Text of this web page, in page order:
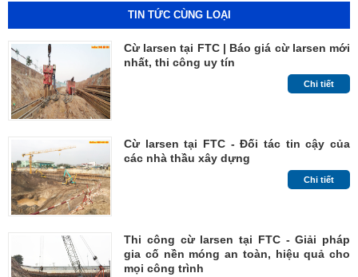
TIN TỨC CÙNG LOẠI
Cừ larsen tại FTC | Báo giá cừ larsen mới
nhất, thi công uy tín
Chi tiết
Cừ larsen tại FTC - Đối tác tin cậy của
các nhà thầu xây dựng
Chi tiết
Thi công cừ larsen tại FTC - Giải pháp
gia cố nền móng an toàn, hiệu quả cho
mọi công trình